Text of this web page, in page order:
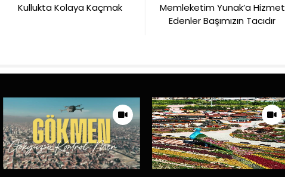
Kullukta Kolaya Kaçmak
Memleketim Yunak’a Hizmet
Edenler Başımızın Tacıdır